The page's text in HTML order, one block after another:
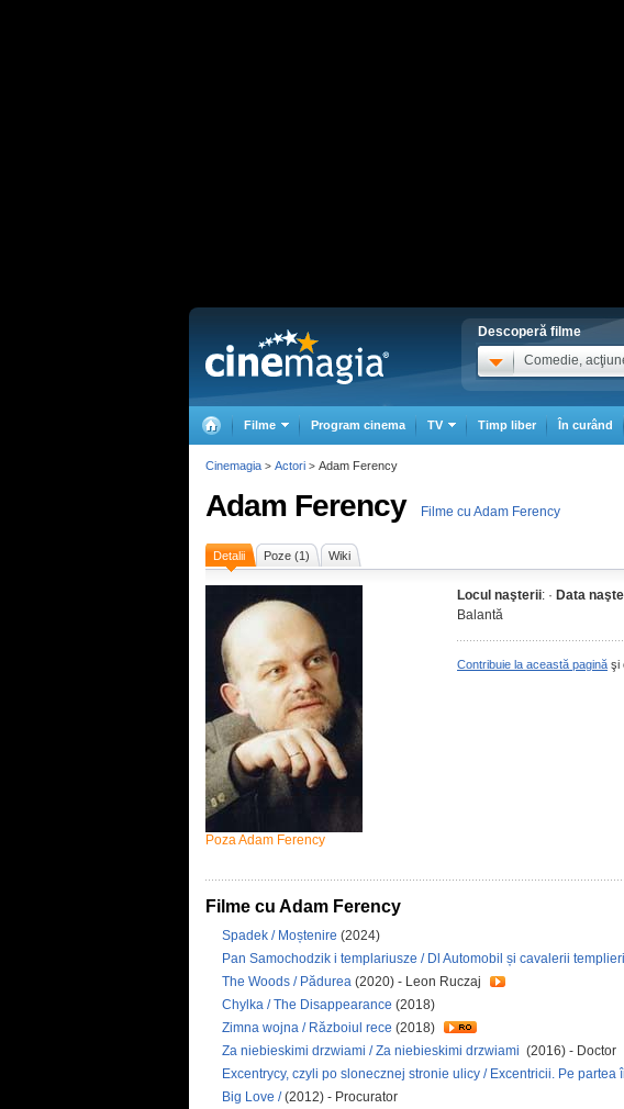
Descoperă filme
Comedie,
Filme Program cinema TV Timp liber În curând
Adam Ferency Filme cu Adam Ferency
Detalii Poze (1) Wiki
Poza Adam Ferency
Locul naşterii: · Data
Balantă
Contribuie la această pagină şi
Filme cu Adam Ferency
Spadek / Moștenire (2024)
Pan Samochodzik i templariusze / Dl Automobil și cavalerii templieri
The Woods / Pădurea (2020) - Leon Ruczaj
Chylka / The Disappearance (2018)
Zimna wojna / Războiul rece (2018)
Za niebieskimi drzwiami / Za niebieskimi drzwiami (2016) - Doctor
Excentrycy, czyli po slonecznej stronie ulicy / Excentricii. Pe partea
Big Love /(2012) - Procurator
Cinemagia > Actori > Adam Ferency